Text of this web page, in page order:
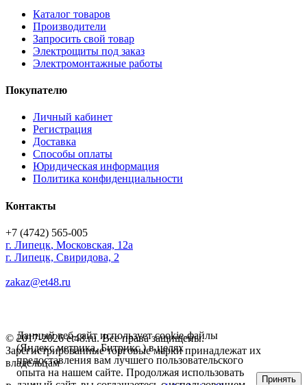
Каталог товаров
Производители
Запросить свой товар
Электрощиты под заказ
Электромонтажные работы
Покупателю
Личный кабинет
Регистрация
Доставка
Способы оплаты
Юридическая информация
Политика конфиденциальности
Контакты
+7 (4742) 565-005
г. Липецк, Московская, 12а
г. Липецк, Свиридова, 2
zakaz@et48.ru
© 2017-2026 et48.ru. Все права защищены.
Зарегистрированные торговые марки принадлежат их
владельцам
Данный веб-сайт использует cookie-файлы
(Яндекс метрика, Битрикс ) в целях
предоставления вам лучшего пользовательского
опыта на нашем сайте. Продолжая использовать
Принять